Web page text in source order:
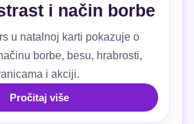
i način borbe
u natalnoj karti pokazuje o
borbe, besu, hrabrosti,
i akciji.
Pročitaj više